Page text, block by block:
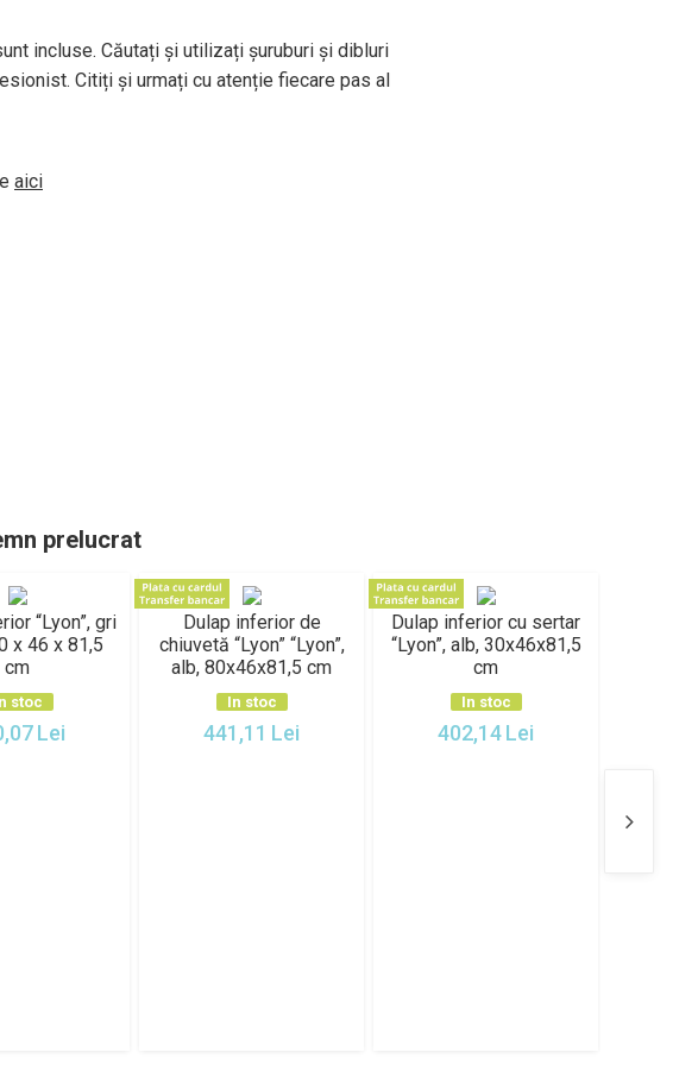
incluse. Căutați și utilizați șuruburi și dibluri
Citiți și urmați cu atenție fiecare pas al
aici
prelucrat
“Lyon”, gri
x 46 x 81,5
cm
stoc
Lei
Dulap inferior de
chiuvetă “Lyon” “Lyon”,
alb, 80x46x81,5 cm
In stoc
441,11 Lei
Dulap inferior cu sertar
“Lyon”, alb, 30x46x81,5
cm
In stoc
402,14Lei